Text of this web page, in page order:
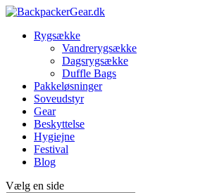
Rygsække
Vandrerygsække
Dagsrygsække
Duffle Bags
Pakkeløsninger
Soveudstyr
Gear
Beskyttelse
Hygiejne
Festival
Blog
Vælg en side